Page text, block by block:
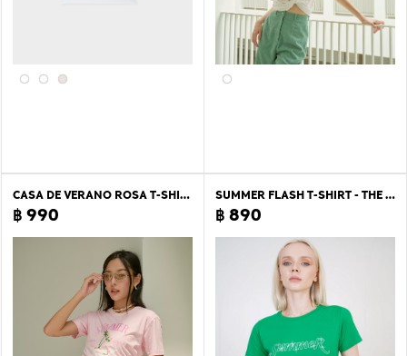
CASA DE VERANO ROSA T-SHIRT
฿ 990
SUMMER FLASH T-SHIRT - THE SUMMER PROJECT
฿ 890